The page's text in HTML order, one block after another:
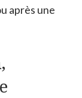
après une